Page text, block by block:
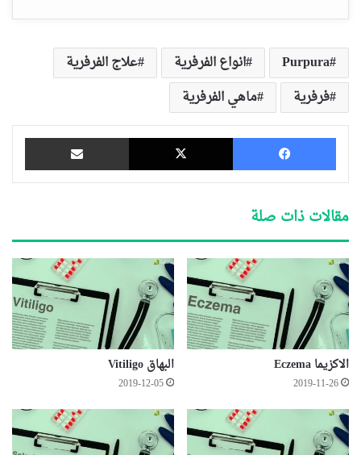
Purpura انواع الفرفرية
علاج الفرفرية
فرفرية
ماهي الفرفرية
فيسبوك ‫X
مقالات ذات صلة
الاكزيما Eczema
2019-11-26
البهاق Vitiligo
2019-12-05